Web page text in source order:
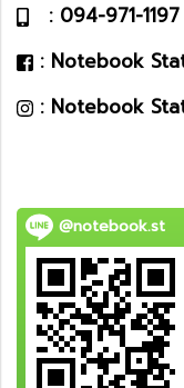
: 094-971-1197
: Notebook
: Notebook
@notebook.st